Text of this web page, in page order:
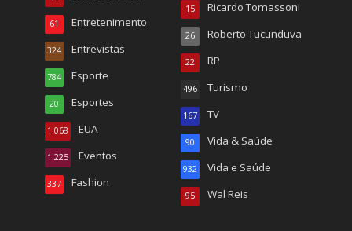
Entretenimento
61
Entrevistas
324
Esporte
784
Esportes
20
EUA
1.068
Eventos
1.225
Fashion
337
Ricardo Tomassoni
15
Roberto Tucunduva
26
RP
22
Turismo
496
TV
167
Vida & Saúde
90
Vida e Saúde
932
Wal Reis
95